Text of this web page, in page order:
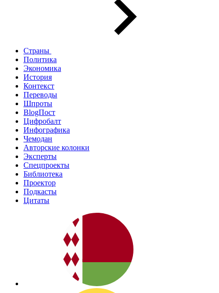
Страны
Политика
Экономика
История
Контекст
Переводы
Шпроты
BlogПост
Цифробалт
Инфографика
Чемодан
Авторские колонки
Эксперты
Спецпроекты
Библиотека
Проектор
Подкасты
Цитаты